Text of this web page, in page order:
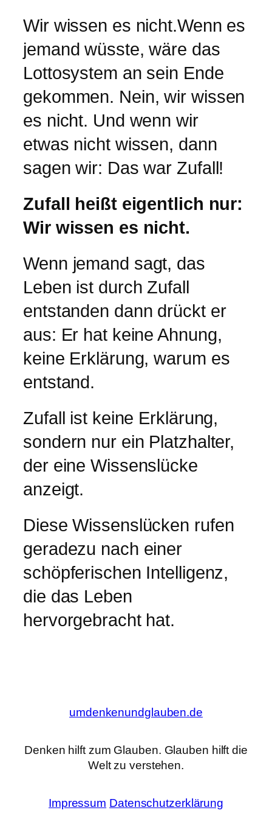
Wir wissen es nicht.Wenn es
jemand wüsste, wäre das
Lottosystem an sein Ende
gekommen. Nein, wir wissen
es nicht. Und wenn wir
etwas nicht wissen, dann
sagen wir: Das war Zufall!
Zufall heißt eigentlich nur:
Wir wissen es nicht.
Wenn jemand sagt, das
Leben ist durch Zufall
entstanden dann drückt er
aus: Er hat keine Ahnung,
keine Erklärung, warum es
entstand.
Zufall ist keine Erklärung,
sondern nur ein Platzhalter,
der eine Wissenslücke
anzeigt.
Diese Wissenslücken rufen
geradezu nach einer
schöpferischen Intelligenz,
die das Leben
hervorgebracht hat.
umdenkenundglauben.de
Denken hilft zum Glauben. Glauben hilft die
Welt zu verstehen.
Impressum Datenschutzerklärung